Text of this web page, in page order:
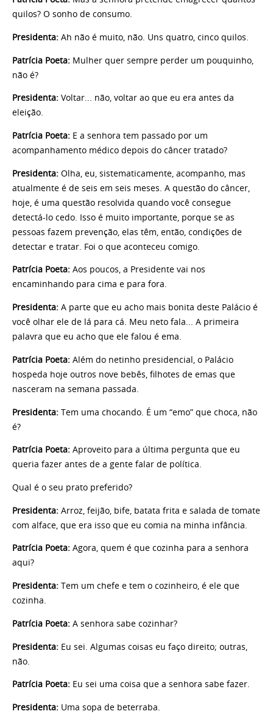
quilos? O sonho de consumo.
Presidenta: Ah não é muito, não. Uns quatro, cinco quilos.
Patrícia Poeta: Mulher quer sempre perder um pouquinho,
não é?
Presidenta: Voltar... não, voltar ao que eu era antes da
eleição.
Patrícia Poeta: E a senhora tem passado por um
acompanhamento médico depois do câncer tratado?
Presidenta: Olha, eu, sistematicamente, acompanho, mas
atualmente é de seis em seis meses. A questão do câncer,
hoje, é uma questão resolvida quando você consegue
detectá-lo cedo. Isso é muito importante, porque se as
pessoas fazem prevenção, elas têm, então, condições de
detectar e tratar. Foi o que aconteceu comigo.
Patrícia Poeta: Aos poucos, a Presidente vai nos
encaminhando para cima e para fora.
Presidenta: A parte que eu acho mais bonita deste Palácio é
você olhar ele de lá para cá. Meu neto fala... A primeira
palavra que eu acho que ele falou é ema.
Patrícia Poeta: Além do netinho presidencial, o Palácio
hospeda hoje outros nove bebês, filhotes de emas que
nasceram na semana passada.
Presidenta: Tem uma chocando. É um “emo” que choca, não
é?
Patrícia Poeta: Aproveito para a última pergunta que eu
queria fazer antes de a gente falar de política.
Qual é o seu prato preferido?
Presidenta: Arroz, feijão, bife, batata frita e salada de tomate
com alface, que era isso que eu comia na minha infância.
Patrícia Poeta: Agora, quem é que cozinha para a senhora
aqui?
Presidenta: Tem um chefe e tem o cozinheiro, é ele que
cozinha.
Patrícia Poeta: A senhora sabe cozinhar?
Presidenta: Eu sei. Algumas coisas eu faço direito; outras,
não.
Patrícia Poeta: Eu sei uma coisa que a senhora sabe fazer.
Presidenta: Uma sopa de beterraba.